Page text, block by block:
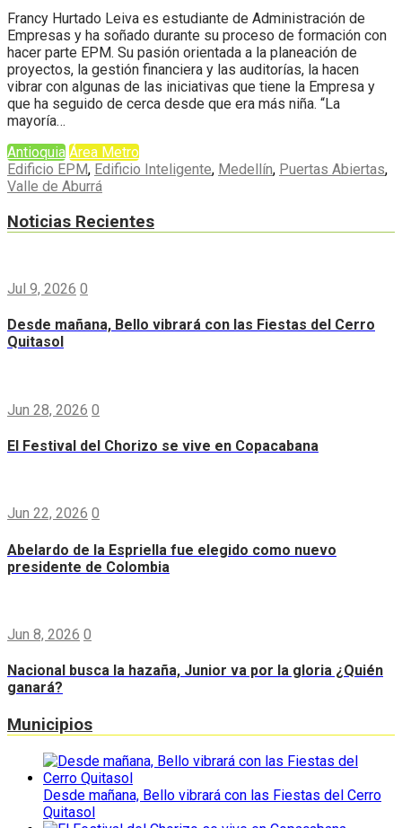
Francy Hurtado Leiva es estudiante de Administración de
Empresas y ha soñado durante su proceso de formación con
hacer parte EPM. Su pasión orientada a la planeación de
proyectos, la gestión financiera y las auditorías, la hacen
vibrar con algunas de las iniciativas que tiene la Empresa y
que ha seguido de cerca desde que era más niña. “La
mayoría…
Antioquia Área Metro
Edificio EPM, Edificio Inteligente, Medellín, Puertas Abiertas,
Valle de Aburrá
Noticias Recientes
Jul 9, 2026 0
Desde mañana, Bello vibrará con las Fiestas del Cerro
Quitasol
Jun 28, 2026 0
El Festival del Chorizo se vive en Copacabana
Jun 22, 2026 0
Abelardo de la Espriella fue elegido como nuevo
presidente de Colombia
Jun 8, 2026 0
Nacional busca la hazaña, Junior va por la gloria ¿Quién
ganará?
Municipios
Desde mañana, Bello vibrará con las Fiestas del Cerro
Quitasol